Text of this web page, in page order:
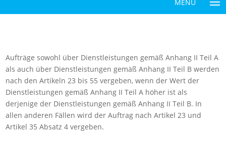
Aufträge sowohl über Dienstleistungen gemäß Anhang II Teil A
als auch über Dienstleistungen gemäß Anhang II Teil B werden
nach den Artikeln 23 bis 55 vergeben, wenn der Wert der
Dienstleistungen gemäß Anhang II Teil A höher ist als
derjenige der Dienstleistungen gemäß Anhang II Teil B. In
allen anderen Fällen wird der Auftrag nach Artikel 23 und
Artikel 35 Absatz 4 vergeben.